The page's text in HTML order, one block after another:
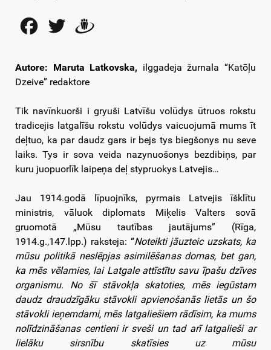
FacebookTwitter
Autore: Maruta Latkovska, ilggadeja žurnala “Katōļu
Dzeive” redaktore
Tik navīnkuorši i gryuši Latvīšu volūdys ūtruos rokstu
tradicejis latgalīšu rokstu volūdys vaicuojumā mums īt
deļtuo, ka par daudz gars ir bejs tys biegšonys nu seve
laiks. Tys ir sova veida nazynuošonys bezdibiņs, par
kuru juopuorlīk laipeņa deļ stypruokys Latvejis…
Jau 1914.godā līpuojnīks, pyrmais Latvejis īšklītu
ministris, vāluok diplomats Miķelis Valters sovā
gruomotā „Mūsu tautības jautājums” (Rīga,
1914.g.,147.lpp.) raksteja: “Noteikti jāuzteic uzskats, ka
mūsu politikā neslēpjas asimilēšanas domas, bet gan,
ka mēs vēlamies, lai Latgale attīstītu savu īpašu dzīves
organismu. No šī stāvokļa skatoties, mēs iegūstam
daudz draudzīgāku stāvokli apvienošanās lietās un šo
stāvokli ieņemdami, mēs latgaliešiem rādīsim, ka mums
nolīdzināšanas centieni ir sveši un tad arī latgalieši ar
lielāku sirsnību
skatīsies uz mūsu